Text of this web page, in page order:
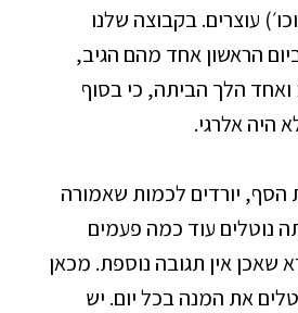
עוצרים. בקבוצה שלנו
ביום הראשון אחד מהם הגיב,
4 הגיבו ואחד הלך הביתה, כי בסוף
היה אלרגי.
הסף, יורדים לכמות שאמורה
נוטלים עוד כמה פעמים
שאכן אין תגובה נוספת. מכאן
את המנה בכל יום. יש